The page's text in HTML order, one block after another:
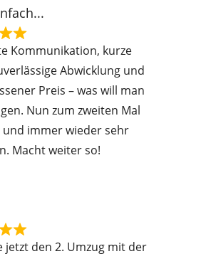
Kommunikation, kurze
Abwicklung und
Preis – was will man
Nun zum zweiten Mal
und immer wieder sehr
Macht weiter so!
jetzt den 2. Umzug mit der